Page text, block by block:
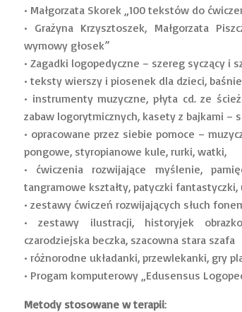
• Małgorzata Skorek „100 tekstów do
• Grażyna Krzysztoszek, Małgorzata
wymowy głosek”
• Zagadki logopedyczne – szereg syczący i
• teksty wierszy i piosenek dla dzieci,
• instrumenty muzyczne, płyta cd. ze
zabaw logorytmicznych, kasety z bajkami –
• opracowane przez siebie pomoce –
pongowe, styropianowe kule, rurki, watki,
• ćwiczenia rozwijające myślenie,
tangramowe kształty, patyczki fantastyczki,
• zestawy ćwiczeń rozwijających słuch
• zestawy ilustracji, historyjek
czarodziejska beczka, szacowna stara szafa
• różnorodne układanki, przewlekanki, gry
• Progam komputerowy „Edusensus
Metody stosowane w terapii: